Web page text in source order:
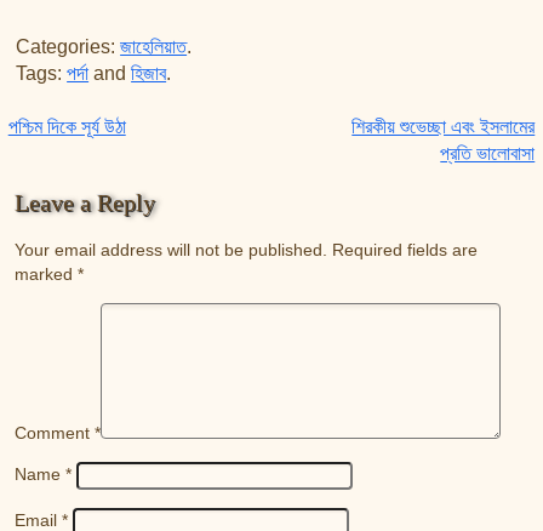
Categories: জাহেলিয়াত.
Tags: পর্দা andহিজাব.
Post navigation
পশ্চিম দিকে সূর্য উঠা
শিরকীয় শুভেচ্ছা এবং ইসলামের
প্রতি ভালোবাসা
Leave a Reply
Your email address will not be published.
Required fields are
marked*
Comment*
Name*
Email*